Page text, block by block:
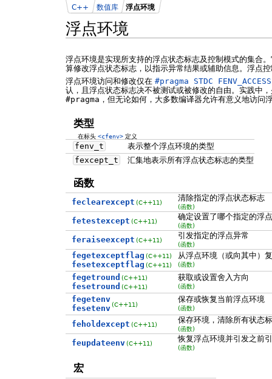
浮点环境
C++ 数值库 浮点环境
浮点环境是实现所支持的浮点状态标志及控制模式的集合
算修改浮点状态标志，以指示异常结果或辅助信息。浮点
浮点环境访问和修改仅在 #pragma STDC FENV_ACCESS
认，且浮点状态标志决不被测试或被修改的自由。实践
#pragma ，但无论如何，大多数编译器允许有意义地访问
类型
在标头<cfenv> 定义
fenv_t
表示整个浮点环境的类型
fexcept_t
汇集地表示所有浮点状态标志的类型
函数
feclearexcept (C++11) 清除指定的浮点状态标志
(函数)
fetestexcept (C++11) 确定设置了哪个指定的浮
(函数)
feraiseexcept (C++11) 引发指定的浮点异常
(函数)
fegetexceptflag
fesetexceptflag
(C++11)
(C++11)
从浮点环境（或向其中）
(函数)
fegetround
fesetround
(C++11)
(C++11)
获取或设置舍入方向
(函数)
fegetenv
fesetenv (C++11)
保存或恢复当前浮点环境
(函数)
feholdexcept (C++11) 保存环境，清除所有状态
(函数)
feupdateenv (C++11) 恢复浮点环境并引发之前
(函数)
宏